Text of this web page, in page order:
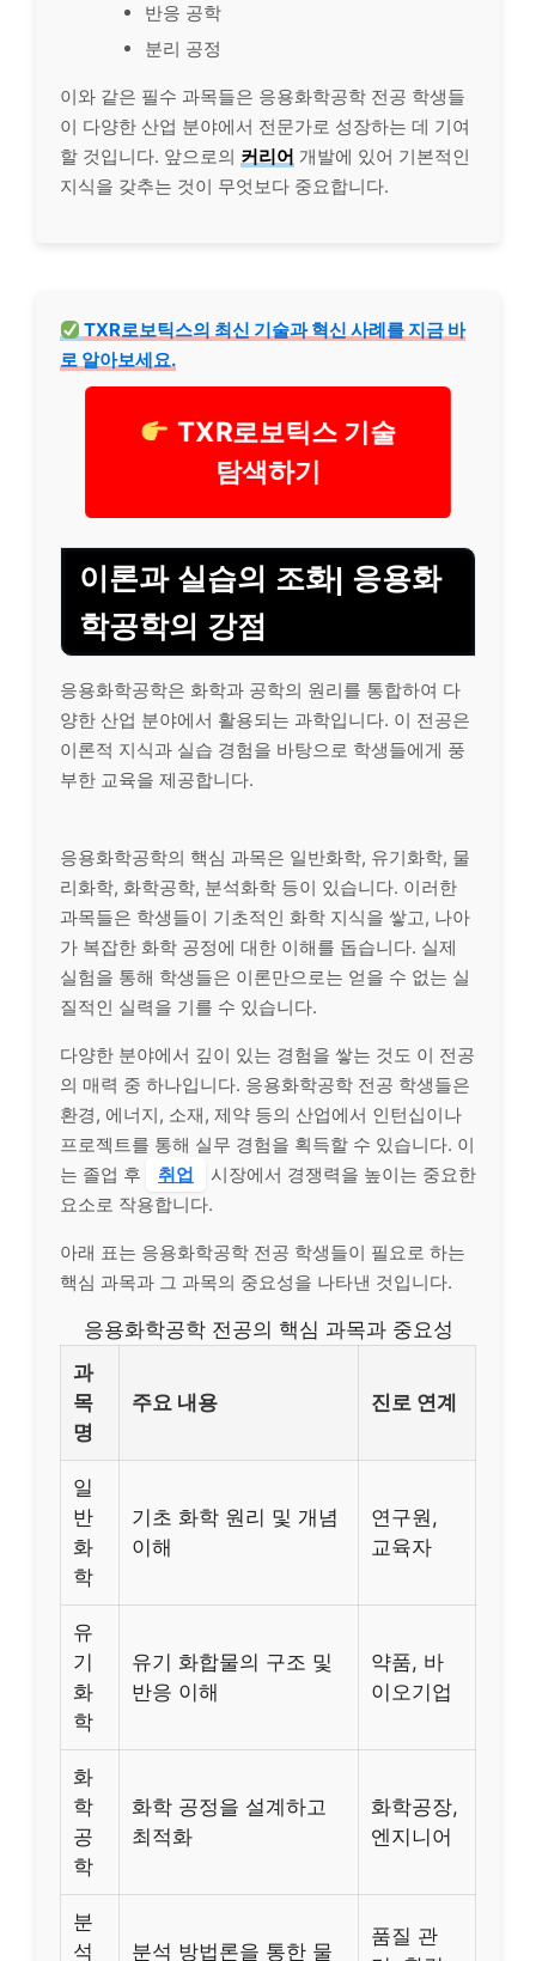
반응 공학
분리 공정
이와 같은 필수 과목들은 응용화학공학 전공 학생들
이 다양한 산업 분야에서 전문가로 성장하는 데 기여
할 것입니다. 앞으로의 커리어 개발에 있어 기본적인
지식을 갖추는 것이 무엇보다 중요합니다.
TXR로보틱스의 최신 기술과 혁신 사례를 지금 바
로 알아보세요.
TXR로보틱스 기술
탐색하기
이론과 실습의 조화| 응용화
학공학의 강점
응용화학공학은 화학과 공학의 원리를 통합하여 다
양한 산업 분야에서 활용되는 과학입니다. 이 전공은
이론적 지식과 실습 경험을 바탕으로 학생들에게 풍
부한 교육을 제공합니다.
응용화학공학의 핵심 과목은 일반화학, 유기화학, 물
리화학, 화학공학, 분석화학 등이 있습니다. 이러한
과목들은 학생들이 기초적인 화학 지식을 쌓고, 나아
가 복잡한 화학 공정에 대한 이해를 돕습니다. 실제
실험을 통해 학생들은 이론만으로는 얻을 수 없는 실
질적인 실력을 기를 수 있습니다.
다양한 분야에서 깊이 있는 경험을 쌓는 것도 이 전공
의 매력 중 하나입니다. 응용화학공학 전공 학생들은
환경, 에너지, 소재, 제약 등의 산업에서 인턴십이나
프로젝트를 통해 실무 경험을 획득할 수 있습니다. 이
는 졸업 후
취업
시장에서 경쟁력을 높이는 중요한
요소로 작용합니다.
아래 표는 응용화학공학 전공 학생들이 필요로 하는
핵심 과목과 그 과목의 중요성을 나타낸 것입니다.
응용화학공학 전공의 핵심 과목과 중요성
과
목
명
주요 내용 진로 연계
일
반
화
학
기초 화학 원리 및 개념
이해
연구원,
교육자
유
기
화
학
유기 화합물의 구조 및
반응 이해
약품, 바
이오기업
화
학
공
학
화학 공정을 설계하고
최적화
화학공장,
엔지니어
분
석
분석 방법론을 통한 물
품질 관